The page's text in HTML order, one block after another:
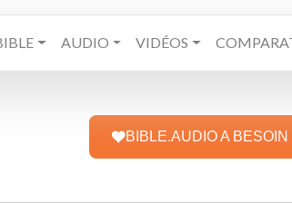
AUDIO VIDÉOS
BIBLE.AUDIO A